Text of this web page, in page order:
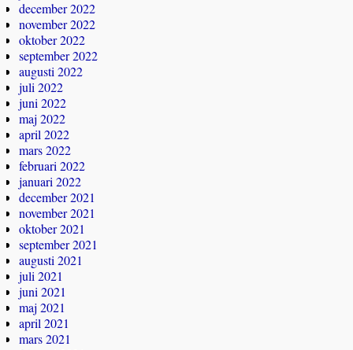
december 2022
november 2022
oktober 2022
september 2022
augusti 2022
juli 2022
juni 2022
maj 2022
april 2022
mars 2022
februari 2022
januari 2022
december 2021
november 2021
oktober 2021
september 2021
augusti 2021
juli 2021
juni 2021
maj 2021
april 2021
mars 2021